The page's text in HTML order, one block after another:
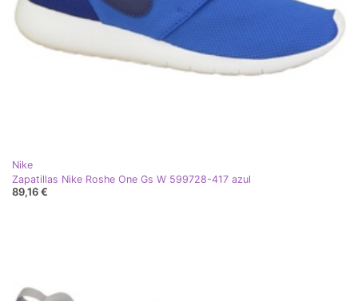
Nike
Zapatillas Nike Roshe One Gs W 599728-417 azul
89,16 €